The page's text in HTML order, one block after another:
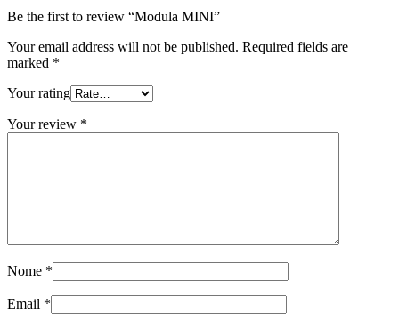
Be the first to review “Modula MINI”
Your email address will not be published. Required fields are
marked *
Your rating
Your review *
Nome *
Email *